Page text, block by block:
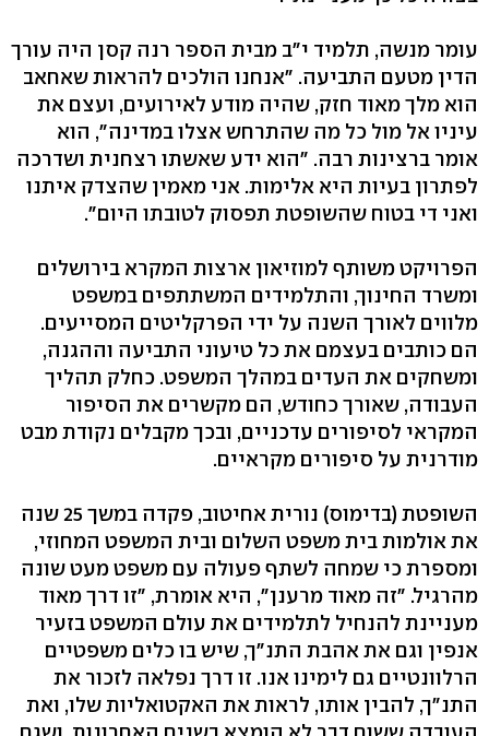
עומר מנשה, תלמיד י"ב מבית הספר רנה קסן היה עורך
הדין מטעם התביעה. "אנחנו הולכים להראות שאחאב
הוא מלך מאוד חזק, שהיה מודע לאירועים, ועצם את
עיניו אל מול כל מה שהתרחש אצלו במדינה", הוא
אומר ברצינות רבה. "הוא ידע שאשתו רצחנית ושדרכה
לפתרון בעיות היא אלימות. אני מאמין שהצדק איתנו
ואני די בטוח שהשופטת תפסוק לטובתו היום".
הפרויקט משותף למוזיאון ארצות המקרא בירושלים
ומשרד החינוך, והתלמידים המשתתפים במשפט
מלווים לאורך השנה על ידי הפרקליטים המסייעים.
הם כותבים בעצמם את כל טיעוני התביעה וההגנה,
ומשחקים את העדים במהלך המשפט. כחלק תהליך
העבודה, שאורך כחודש, הם מקשרים את הסיפור
המקראי לסיפורים עדכניים, ובכך מקבלים נקודת מבט
מודרנית על סיפורים מקראיים.
השופטת (בדימוס) נורית אחיטוב, פקדה במשך 25 שנה
את אולמות בית משפט השלום ובית המשפט המחוזי,
ומספרת כי שמחה לשתף פעולה עם משפט מעט שונה
מהרגיל. "זה מאוד מרענן", היא אומרת, "זו דרך מאוד
מעניינת להנחיל לתלמידים את עולם המשפט בזעיר
אנפין וגם את אהבת התנ"ך, שיש בו כלים משפטיים
הרלוונטיים גם לימינו אנו. זו דרך נפלאה לזכור את
התנ"ך, להבין אותו, לראות את האקטואליות שלו, ואת